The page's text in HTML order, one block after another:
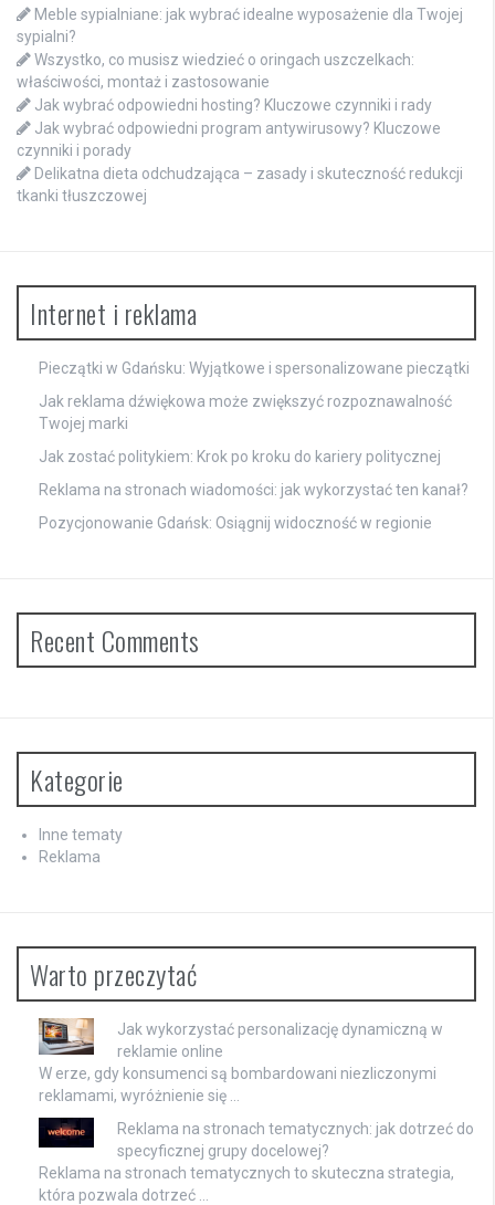
Meble sypialniane: jak wybrać idealne wyposażenie dla Twojej
sypialni?
Wszystko, co musisz wiedzieć o oringach uszczelkach:
właściwości, montaż i zastosowanie
Jak wybrać odpowiedni hosting? Kluczowe czynniki i rady
Jak wybrać odpowiedni program antywirusowy? Kluczowe
czynniki i porady
Delikatna dieta odchudzająca – zasady i skuteczność redukcji
tkanki tłuszczowej
Internet i reklama
Pieczątki w Gdańsku: Wyjątkowe i spersonalizowane pieczątki
Jak reklama dźwiękowa może zwiększyć rozpoznawalność
Twojej marki
Jak zostać politykiem: Krok po kroku do kariery politycznej
Reklama na stronach wiadomości: jak wykorzystać ten kanał?
Pozycjonowanie Gdańsk: Osiągnij widoczność w regionie
Recent Comments
Kategorie
Inne tematy
Reklama
Warto przeczytać
Jak wykorzystać personalizację dynamiczną w
reklamie online
W erze, gdy konsumenci są bombardowani niezliczonymi
reklamami, wyróżnienie się …
Reklama na stronach tematycznych: jak dotrzeć do
specyficznej grupy docelowej?
Reklama na stronach tematycznych to skuteczna strategia,
która pozwala dotrzeć …